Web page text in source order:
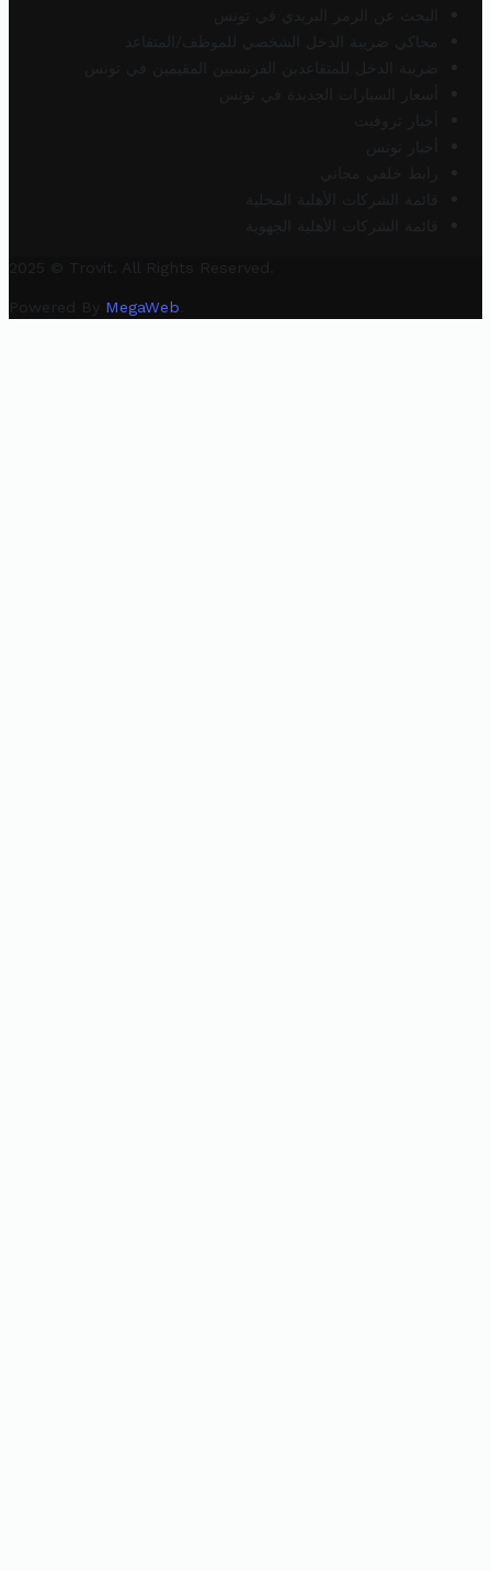
البحث عن الرمز البريدي في تونس
محاكي ضريبة الدخل الشخصي للموظف/المتقاعد
ضريبة الدخل للمتقاعدين الفرنسيين المقيمين في تونس
أسعار السيارات الجديدة في تونس
أخبار تروفيت
أخبار تونس
رابط خلفي مجاني
قائمة الشركات الأهلية المحلية
قائمة الشركات الأهلية الجهوية
2025 © Trovit. All Rights Reserved.
Powered By MegaWeb